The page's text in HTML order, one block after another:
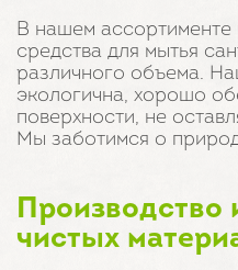
В нашем
средства для мытья
различного объема.
экологична, хорошо
поверхности, не
Мы заботимся о
Производство
чистых